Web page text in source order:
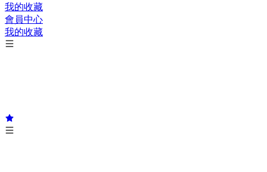
我的收藏
會員中心
我的收藏